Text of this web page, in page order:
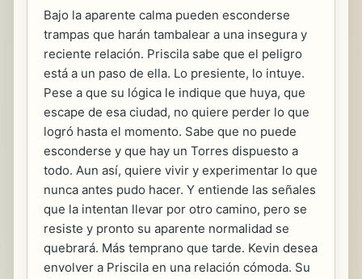
Bajo la aparente calma pueden esconderse
trampas que harán tambalear a una insegura y
reciente relación. Priscila sabe que el peligro
está a un paso de ella. Lo presiente, lo intuye.
Pese a que su lógica le indique que huya, que
escape de esa ciudad, no quiere perder lo que
logró hasta el momento. Sabe que no puede
esconderse y que hay un Torres dispuesto a
todo. Aun así, quiere vivir y experimentar lo que
nunca antes pudo hacer. Y entiende las señales
que la intentan llevar por otro camino, pero se
resiste y pronto su aparente normalidad se
quebrará. Más temprano que tarde. Kevin desea
envolver a Priscila en una relación cómoda. Su